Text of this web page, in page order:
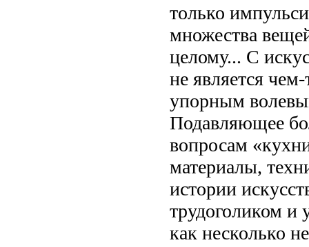
только
множества
целому... С
не является
упорным
Подавляющее
вопросам
материалы,
истории
трудоголиком и
как несколько